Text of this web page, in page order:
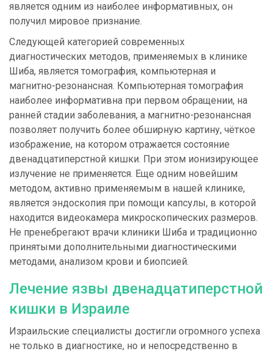
является одним из наиболее информативных, он
получил мировое признание.
Следующей категорией современных
диагностических методов, применяемых в клинике
Шиба, является томография, компьютерная и
магнитно-резонансная. Компьютерная томография
наиболее информативна при первом обращении, на
ранней стадии заболевания, а магнитно-резонансная
позволяет получить более обширную картину, чёткое
изображение, на котором отражается состояние
двенадцатиперстной кишки. При этом ионизирующее
излучение не применяется. Еще одним новейшим
методом, активно применяемым в нашей клинике,
является эндоскопия при помощи капсулы, в которой
находится видеокамера микроскопических размеров.
Не пренебрегают врачи клиники Шиба и традиционно
принятыми дополнительными диагностическими
методами, анализом крови и биопсией.
Лечение язвы двенадцатиперстной
кишки в Израиле
Израильские специалисты достигли огромного успеха
не только в диагностике, но и непосредственно в